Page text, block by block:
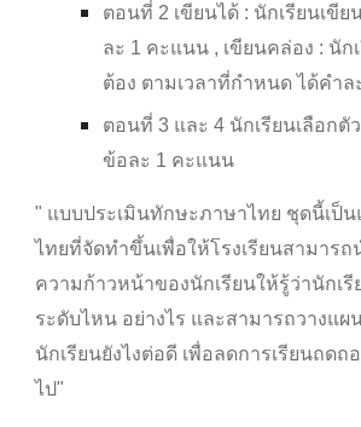
ตอนที่ 2 เขียนได้ : นักเรียนเขีย
ละ 1 คะแนน , เขียนคล่อง : นัก
ต้อง ตามเวลาที่กำหนด ได้คำ
ตอนที่ 3 และ 4 นักเรียนเลือกตั
ข้อละ 1 คะแนน
" แบบประเมินทักษะภาษาไทย ชุดนี้เป็
ไทยที่จัดทำขึ้นเพื่อให้โรงเรียนสามารถ
ความก้าวหน้าของนักเรียนให้รู้ว่านักเ
ระดับไหน อย่างไร และสามารถวางแ
นักเรียนยังไงต่อดี เพื่อลดการเรียนถดถ
ไป"